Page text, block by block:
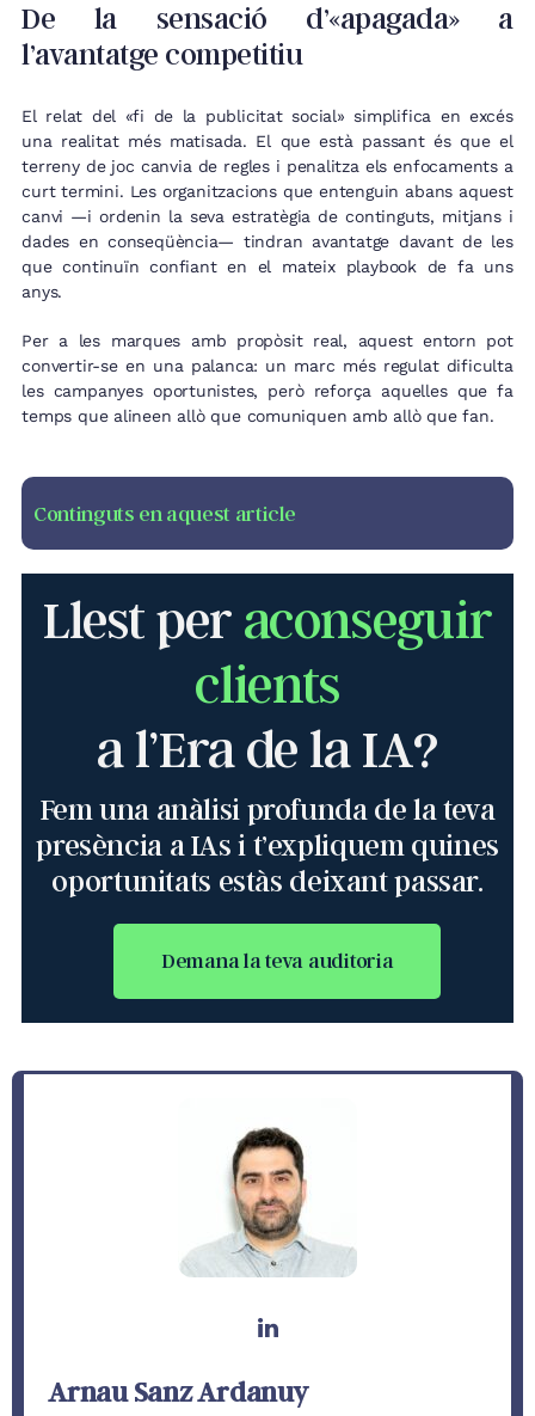
De la sensació d’«apagada» a
l’avantatge competitiu
El relat del «fi de la publicitat social» simplifica en excés
una realitat més matisada. El que està passant és que el
terreny de joc canvia de regles i penalitza els enfocaments a
curt termini. Les organitzacions que entenguin abans aquest
canvi —i ordenin la seva estratègia de continguts, mitjans i
dades en conseqüència— tindran avantatge davant de les
que continuïn confiant en el mateix playbook de fa uns
anys.
Per a les marques amb propòsit real, aquest entorn pot
convertir-se en una palanca: un marc més regulat dificulta
les campanyes oportunistes, però reforça aquelles que fa
temps que alineen allò que comuniquen amb allò que fan.
Continguts en aquest article
Llest per aconseguir
clients
a l’Era de la IA?
Fem una anàlisi profunda de la teva
presència a IAs i t’expliquem quines
oportunitats estàs deixant passar.
Demana la teva auditoria
Arnau Sanz Ardanuy